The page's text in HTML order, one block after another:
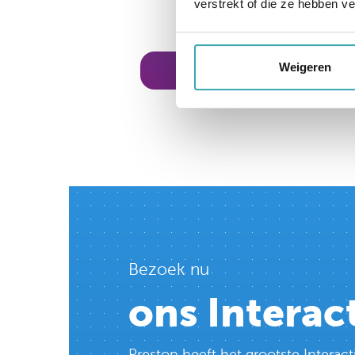
verstrekt of die ze hebben
Weigeren
meer informatie
Bezoek nu
ons